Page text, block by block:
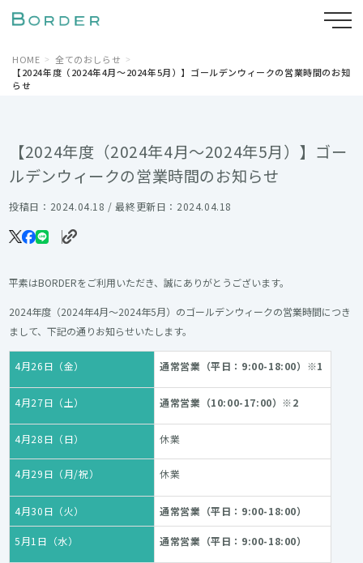
HOME
全てのおしらせ
【2024年度（2024年4月～2024年5月）】ゴールデンウィークの営業時間のお知
らせ
【2024年度（2024年4月～2024年5月）】ゴー
ルデンウィークの営業時間のお知らせ
投稿日：2024.04.18 / 最終更新日：2024.04.18
平素はBORDERをご利用いただき、誠にありがとうございます。
2024年度（2024年4月～2024年5月）のゴールデンウィークの営業時間につき
まして、下記の通りお知らせいたします。
4月26日（金） 通常営業（平日：9:00-18:00）※1
4月27日（土） 通常営業（10:00-17:00）※2
4月28日（日） 休業
4月29日（月/祝） 休業
4月30日（火） 通常営業（平日：9:00-18:00）
5月1日（水） 通常営業（平日：9:00-18:00）